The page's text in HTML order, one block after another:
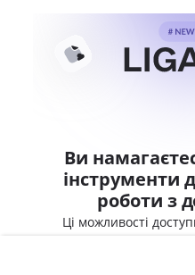
Ви
інструменти
роботи з
Ці можливості
LIGA360.
доступ для